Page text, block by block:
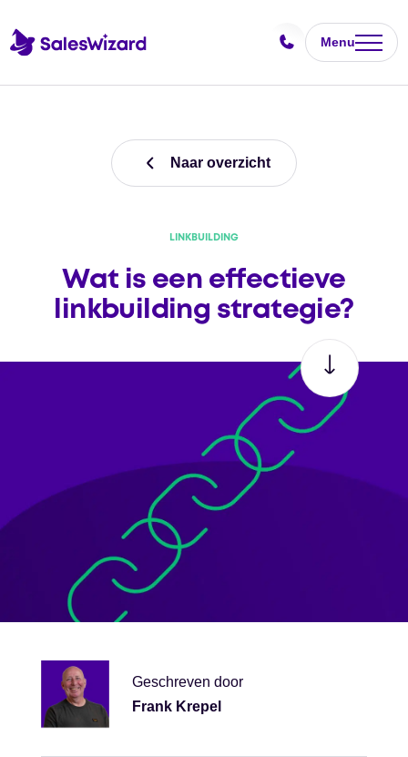
Menu
Naar overzicht
LINKBUILDING
Wat is een effectieve
linkbuilding strategie?
Geschreven door
Frank Krepel